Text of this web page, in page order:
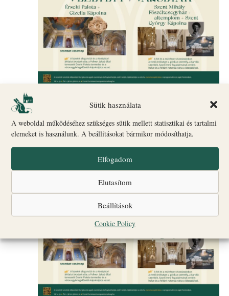
Sütik használata
A weboldal működéséhez szükséges sütik mellett statisztikai és tartalmi
elemeket is használunk. A beállításokat bármikor módosíthatja.
Elfogadom
Elutasítom
Beállítások
Cookie Policy
órakor
Magyarország